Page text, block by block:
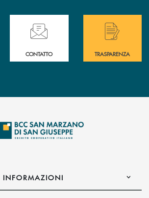
delle filiali di Bcc San Marzano.
Hai bisogno di assistenza immediata?
CONTATTO
Hai bisogno di
TRASPARENZA
INFORMAZIONI